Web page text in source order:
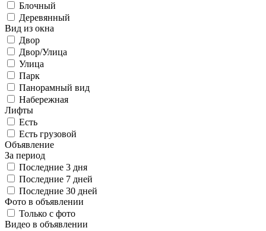
Блочный
Деревянный
Вид из окна
Двор
Двор/Улица
Улица
Парк
Панорамный вид
Набережная
Лифты
Есть
Есть грузовой
Объявление
За период
Последние 3 дня
Последние 7 дней
Последние 30 дней
Фото в объявлении
Только с фото
Видео в объявлении